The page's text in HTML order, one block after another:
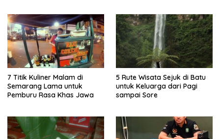
7 Titik Kuliner Malam di
Semarang Lama untuk
Pemburu Rasa Khas Jawa
5 Rute Wisata Sejuk di Batu
untuk Keluarga dari Pagi
sampai Sore